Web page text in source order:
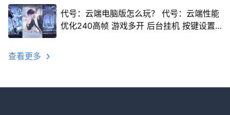
代号：云端电脑版怎么玩？ 代号：云端性能
优化240高帧 游戏多开 后台挂机 按键设置
查看更多